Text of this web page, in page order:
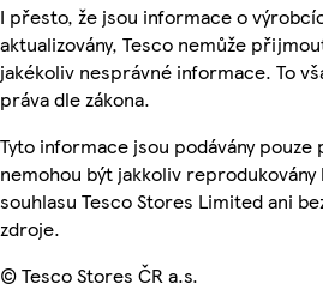
I přesto, že jsou informace o
aktualizovány, Tesco nemůže
jakékoliv nesprávné informace. To
práva dle zákona.
Tyto informace jsou podávány
nemohou být jakkoliv
souhlasu Tesco Stores Limited ani
zdroje.
© Tesco Stores ČR a.s.